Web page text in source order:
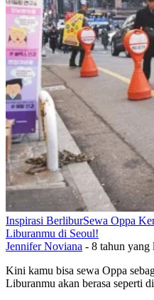
Inspirasi BerliburSewa Oppa
Liburanmu di Seoul!
Jennifer Noviana - 8 tahun yang
Kini kamu bisa sewa Oppa
Liburanmu akan berasa seperti